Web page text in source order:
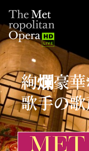
絢爛豪
歌手の